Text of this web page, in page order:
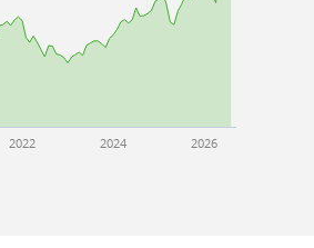
2022 2024 2026